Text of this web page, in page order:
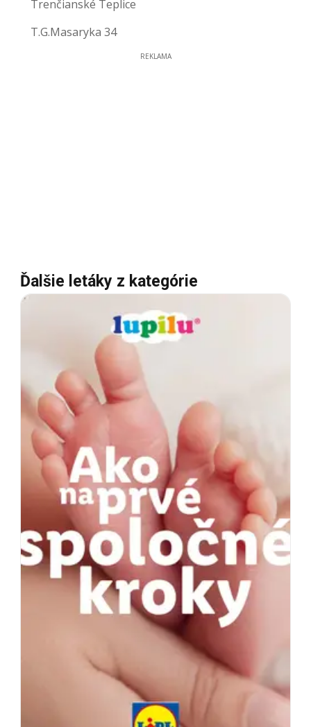
Trenčianské Teplice
T.G.Masaryka 34
REKLAMA
Ďalšie letáky z kategórie